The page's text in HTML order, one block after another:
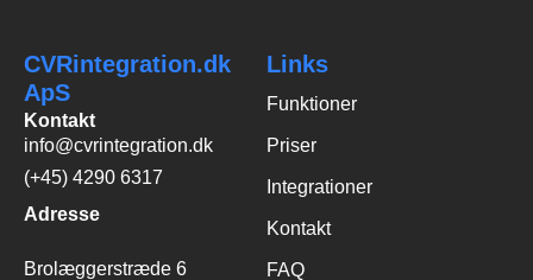
CVRintegration.dk
ApS
Kontakt
info@cvrintegration.dk
(+45) 4290 6317
Adresse
Brolæggerstræde 6
Links
Funktioner
Priser
Integrationer
Kontakt
FAQ